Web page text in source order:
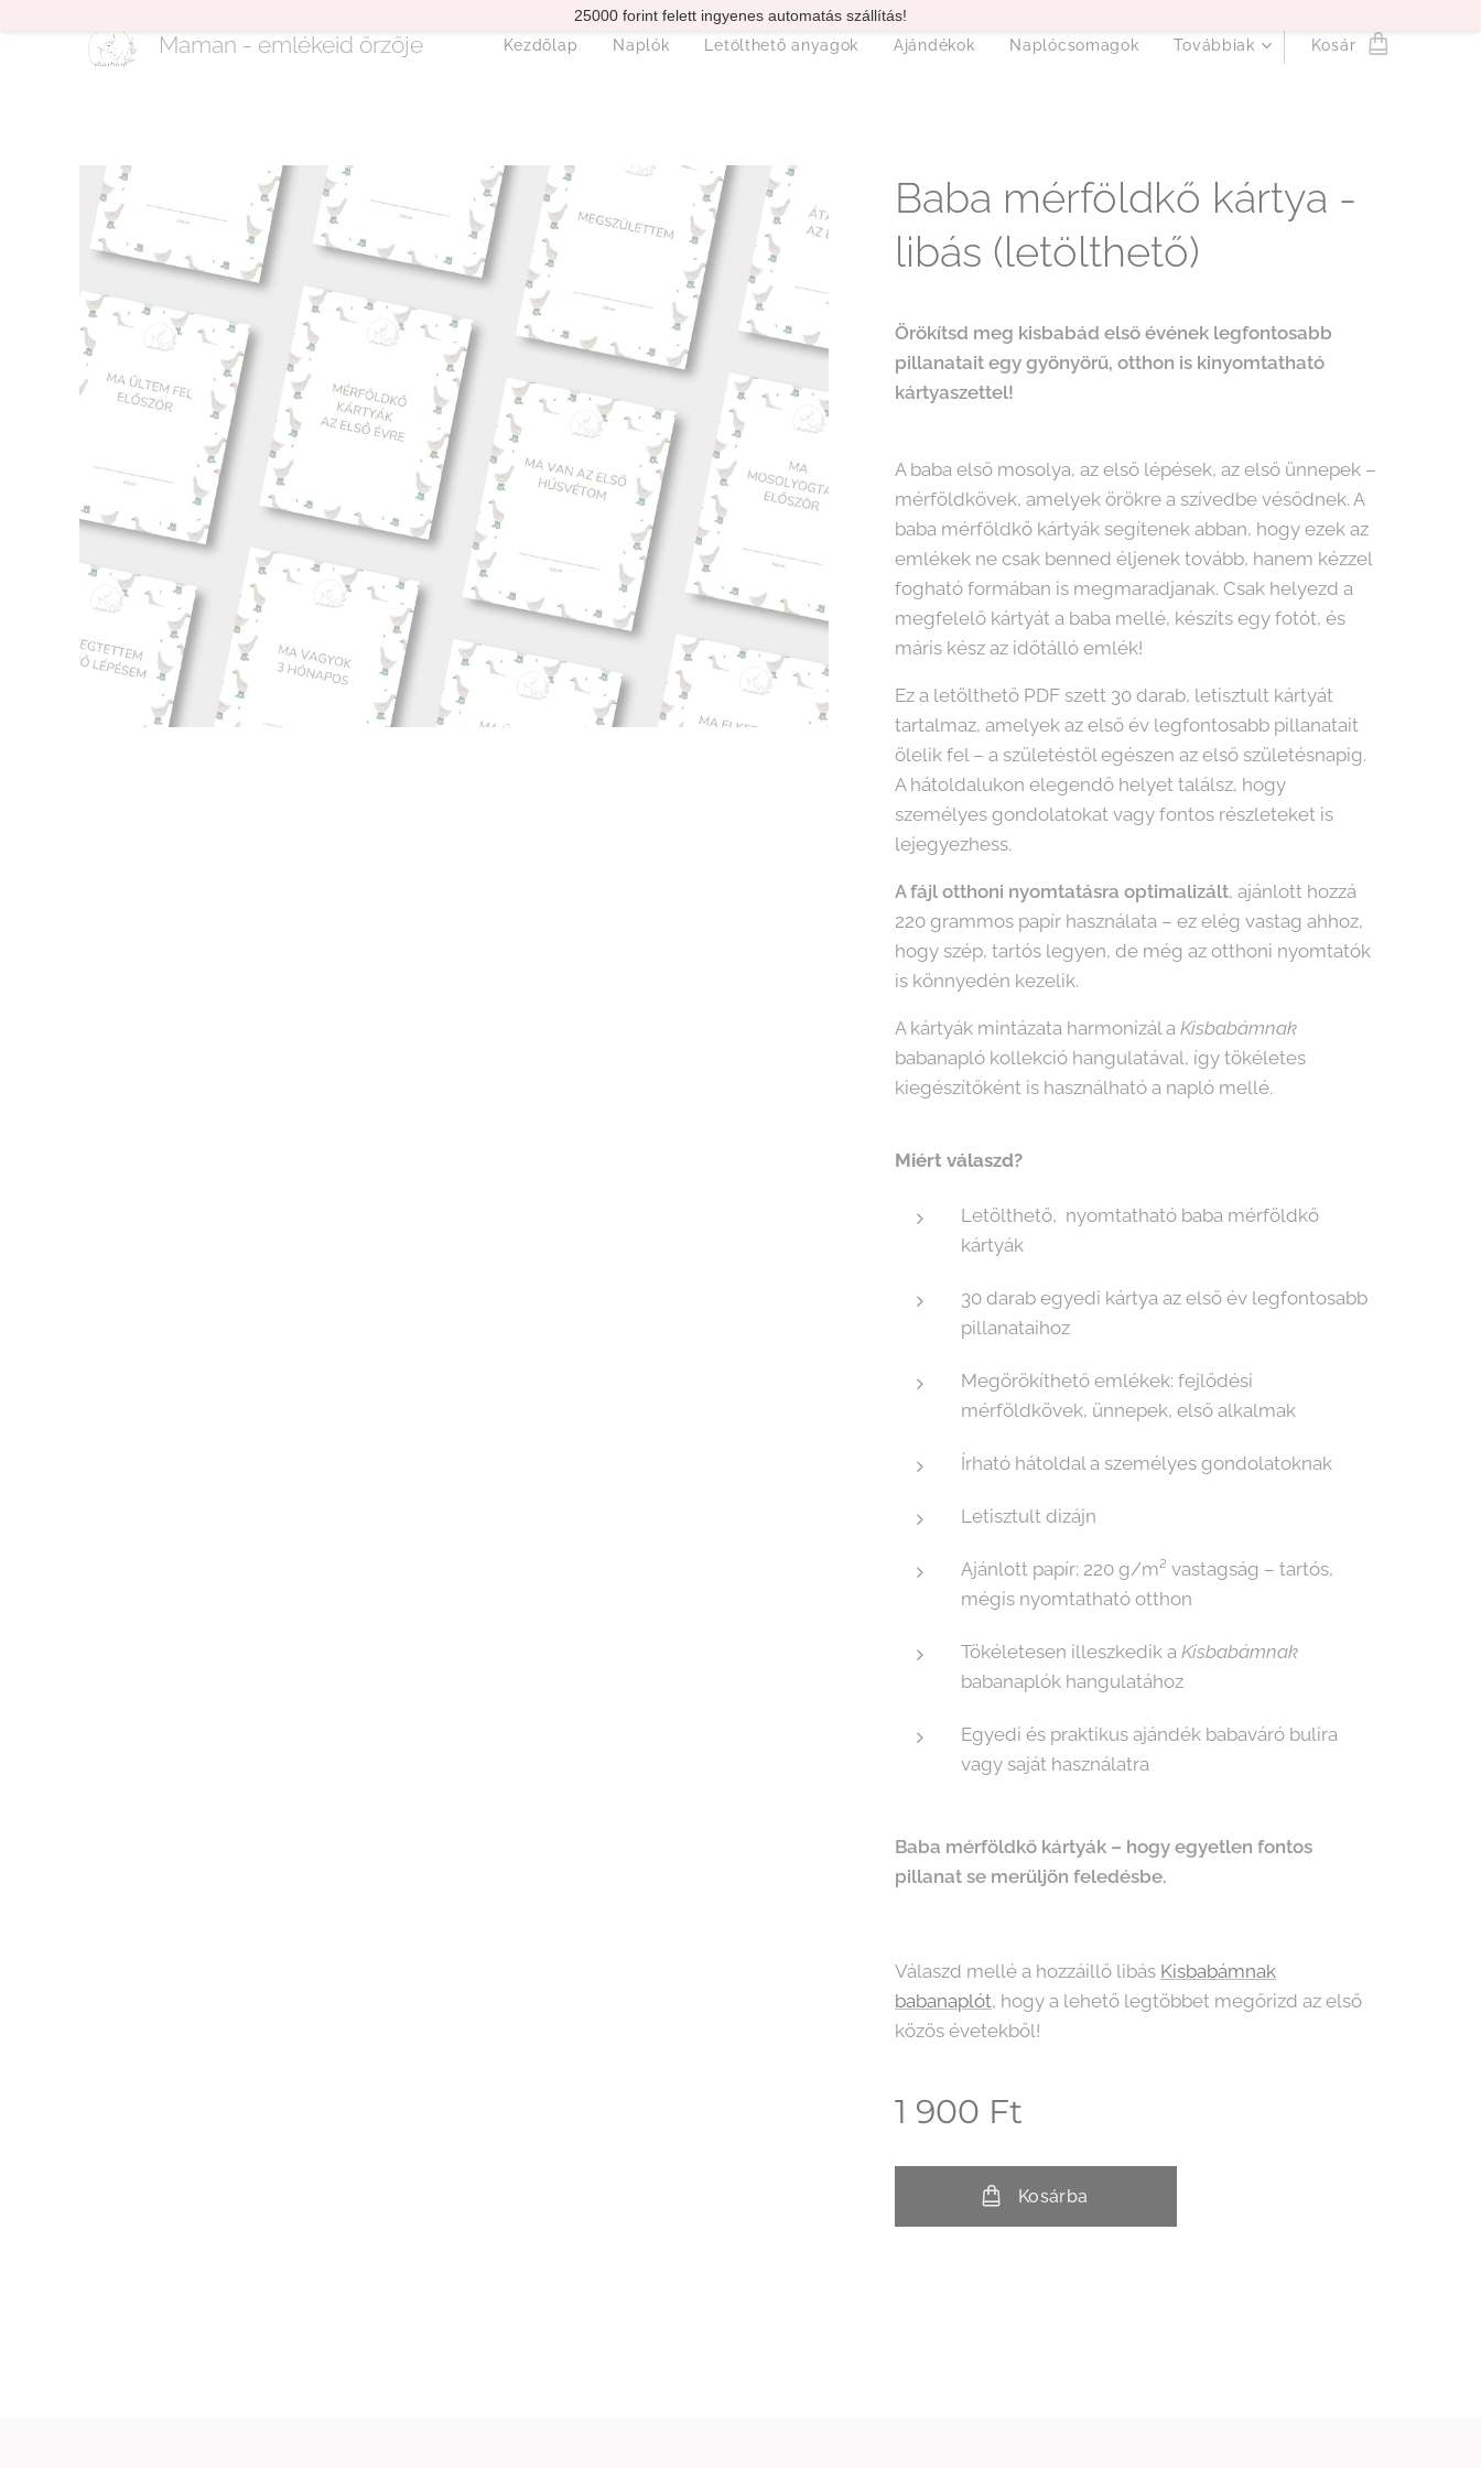
25000 forint felett ingyenes automatás szállítás!
Maman - emlékeid őrzője Kezdőlap Naplók Letölthető anyagok Ajándékok Naplócsomagok Továbbiak Kosár
Baba mérföldkő kártya -
libás (letölthető)
Örökítsd meg kisbabád első évének legfontosabb
pillanatait egy gyönyörű, otthon is kinyomtatható
kártyaszettel!
A baba első mosolya, az első lépések, az első ünnepek –
mérföldkövek, amelyek örökre a szívedbe vésődnek. A
baba mérföldkő kártyák segítenek abban, hogy ezek az
emlékek ne csak benned éljenek tovább, hanem kézzel
fogható formában is megmaradjanak. Csak helyezd a
megfelelő kártyát a baba mellé, készíts egy fotót, és
máris kész az időtálló emlék!
Ez a letölthető PDF szett 30 darab, letisztult kártyát
tartalmaz, amelyek az első év legfontosabb pillanatait
ölelik fel – a születéstől egészen az első születésnapig.
A hátoldalukon elegendő helyet találsz, hogy
személyes gondolatokat vagy fontos részleteket is
lejegyezhess.
A fájl otthoni nyomtatásra optimalizált, ajánlott hozzá
220 grammos papír használata – ez elég vastag ahhoz,
hogy szép, tartós legyen, de még az otthoni nyomtatók
is könnyedén kezelik.
A kártyák mintázata harmonizál a Kisbabámnak
babanapló kollekció hangulatával, így tökéletes
kiegészítőként is használható a napló mellé.
Miért válaszd?
Letölthető, nyomtatható baba mérföldkő
kártyák
30 darab egyedi kártya az első év legfontosabb
pillanataihoz
Megörökíthető emlékek: fejlődési
mérföldkövek, ünnepek, első alkalmak
Írható hátoldal a személyes gondolatoknak
Letisztult dizájn
Ajánlott papír: 220 g/m² vastagság – tartós,
mégis nyomtatható otthon
Tökéletesen illeszkedik a Kisbabámnak
babanaplók hangulatához
Egyedi és praktikus ajándék babaváró bulira
vagy saját használatra
Baba mérföldkő kártyák – hogy egyetlen fontos
pillanat se merüljön feledésbe.
Válaszd mellé a hozzáillő libás Kisbabámnak
babanaplót, hogy a lehető legtöbbet megőrizd az első
közös évetekből!
1 900 Ft
Kosárba